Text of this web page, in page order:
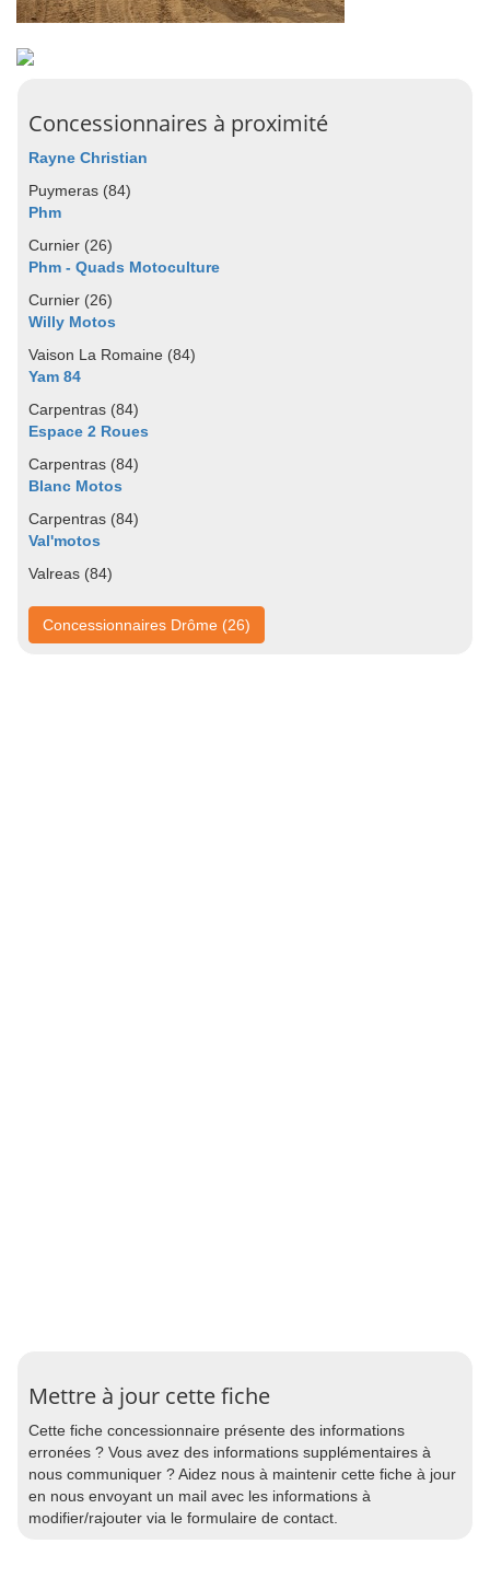
Concessionnaires à proximité
Rayne Christian
Puymeras (84)
Phm
Curnier (26)
Phm - Quads Motoculture
Curnier (26)
Willy Motos
Vaison La Romaine (84)
Yam 84
Carpentras (84)
Espace 2 Roues
Carpentras (84)
Blanc Motos
Carpentras (84)
Val'motos
Valreas (84)
Concessionnaires Drôme (26)
Mettre à jour cette fiche
Cette fiche concessionnaire présente des informations
erronées ? Vous avez des informations supplémentaires à
nous communiquer ? Aidez nous à maintenir cette fiche à jour
en nous envoyant un mail avec les informations à
modifier/rajouter via le formulaire de contact.